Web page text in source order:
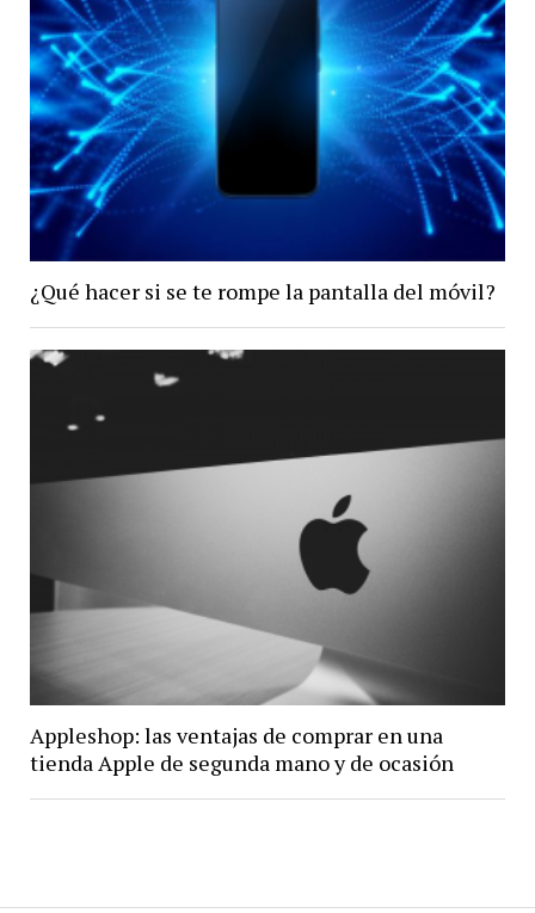
¿Qué hacer si se te rompe la pantalla del móvil?
Appleshop: las ventajas de comprar en una
tienda Apple de segunda mano y de ocasión